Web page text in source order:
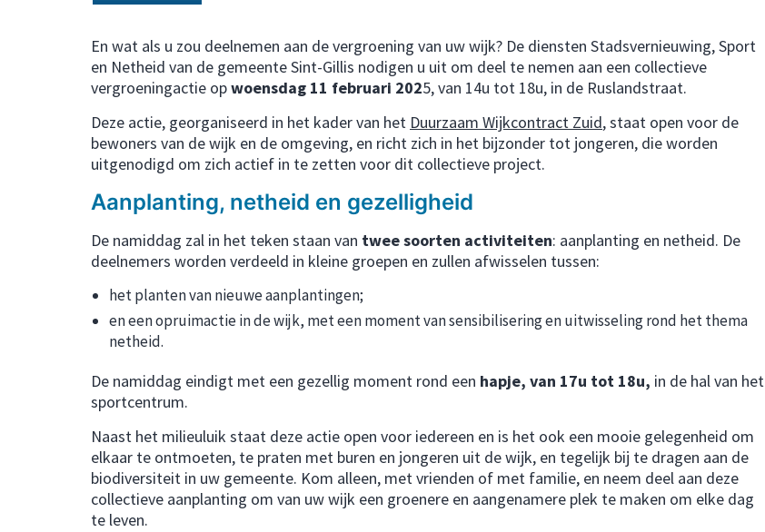
En wat als u zou deelnemen aan de vergroening van uw wijk? De diensten Stadsvernieuwing, Sport
en Netheid van de gemeente Sint-Gillis nodigen u uit om deel te nemen aan een collectieve
vergroeningactie opwoensdag 11 februari 2025, van 14u tot 18u, in de Ruslandstraat.
Deze actie, georganiseerd in het kader van het Duurzaam Wijkcontract Zuid, staat open voor de
bewoners van de wijk en de omgeving, en richt zich in het bijzonder tot jongeren, die worden
uitgenodigd om zich actief in te zetten voor dit collectieve project.
Aanplanting, netheid en gezelligheid
De namiddag zal in het teken staan van twee soorten activiteiten: aanplanting en netheid. De
deelnemers worden verdeeld in kleine groepen en zullen afwisselen tussen:
het planten van nieuwe aanplantingen;
en een opruimactie in de wijk, met een moment van sensibilisering en uitwisseling rond het thema
netheid.
De namiddag eindigt met een gezellig moment rond een hapje, van 17u tot 18u, in de hal van het
sportcentrum.
Naast het milieuluik staat deze actie open voor iedereen en is het ook een mooie gelegenheid om
elkaar te ontmoeten, te praten met buren en jongeren uit de wijk, en tegelijk bij te dragen aan de
biodiversiteit in uw gemeente. Kom alleen, met vrienden of met familie, en neem deel aan deze
collectieve aanplanting om van uw wijk een groenere en aangenamere plek te maken om elke dag
te leven.